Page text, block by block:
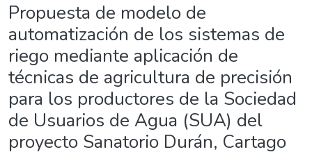
Propuesta de modelo de
automatización de los sistemas de
riego mediante aplicación de
técnicas de agricultura de precisión
para los productores de la Sociedad
de Usuarios de Agua (SUA) del
proyecto Sanatorio Durán, Cartago